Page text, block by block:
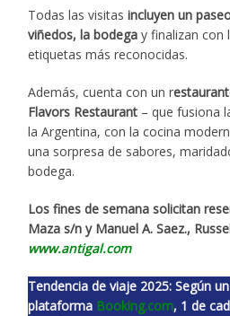
Todas las visitas incluyen un
viñedos, la bodegay finalizan con
etiquetas más reconocidas.
Además, cuenta con un r
Flavors Restaurant – que fusiona
la Argentina, con la cocina
una sorpresa de sabores,
bodega.
Los fines de semana solicitan
Maza s/n y Manuel A. Saez.,
www.antigal.com
Tendencia de viaje 2025: Según
plataforma Booking.com, 1 de